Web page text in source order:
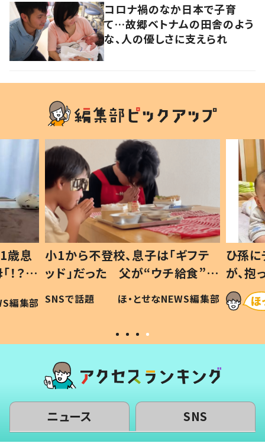
コロナ禍のなか日本で子育
て…故郷ベトナムの田舎のよう
な、人の優しさに支えられ
歳息
？」
編集部
小1から不登校、息子は「ギフテ
ッド」だった 父が“ウチ給食”を
作り続ける理由とは #令和の親
#令和の子
SNSで話題 ほ・とせなNEWS編集部
ひ孫
が、
「涙が
い」
ニュース SNS